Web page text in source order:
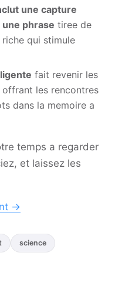
une capture
phrase tiree de
qui stimule
fait revenir les
les rencontres
dans la memoire a
temps a regarder
et laissez les
→
science